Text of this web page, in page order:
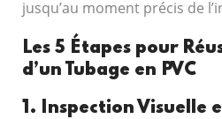
jusqu’au moment précis de
Les 5 Étapes pour
d’un Tubage en PVC
1. Inspection Visuelle